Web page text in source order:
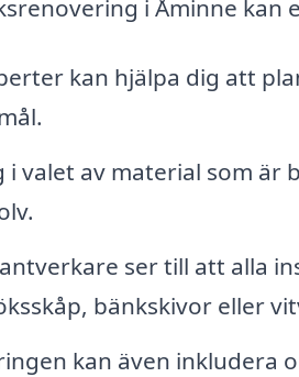
i Åminne kan
kan hjälpa dig att
i valet av material som är
ser till att alla
bänkskivor eller
kan även inkludera